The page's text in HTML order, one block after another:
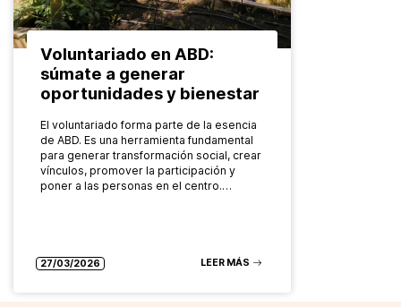
Voluntariado en ABD:
súmate a generar
oportunidades y bienestar
El voluntariado forma parte de la esencia
de ABD. Es una herramienta fundamental
para generar transformación social, crear
vínculos, promover la participación y
poner a las personas en el centro.…
27/03/2026 LEER MÁS